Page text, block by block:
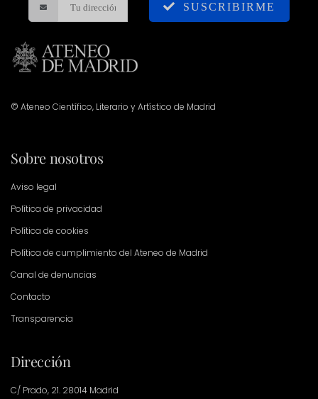
SUSCRIBIRME
© Ateneo Científico, Literario y Artístico de Madrid
Sobre nosotros
Aviso legal
Política de privacidad
Política de cookies
Política de cumplimiento del Ateneo de Madrid
Canal de denuncias
Contacto
Transparencia
Dirección
C/ Prado, 21. 28014 Madrid